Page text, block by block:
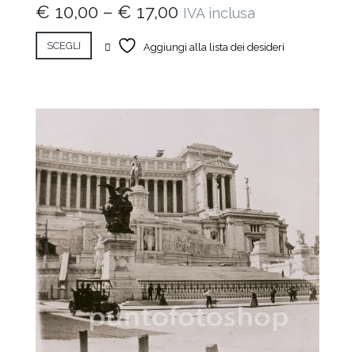
€ 10,00 – € 17,00 IVA inclusa
SCEGLI Aggiungi alla lista dei desideri